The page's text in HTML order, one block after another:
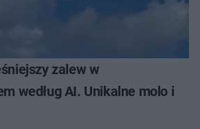
zalew w
według AI. Unikalne molo i